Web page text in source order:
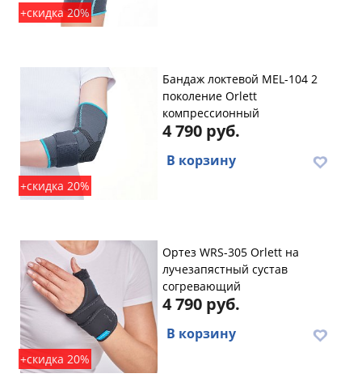
+скидка 20%
+скидка 20%
Бандаж локтевой MEL-104 2
поколение Orlett
компрессионный
4 790 руб.
В корзину
+скидка 20%
Ортез WRS-305 Orlett на
лучезапястный сустав
согревающий
4 790 руб.
В корзину